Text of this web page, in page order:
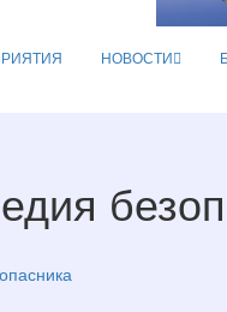
НОВОСТИ